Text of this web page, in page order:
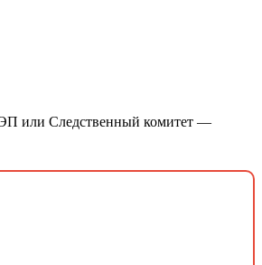
или Следственный комитет —